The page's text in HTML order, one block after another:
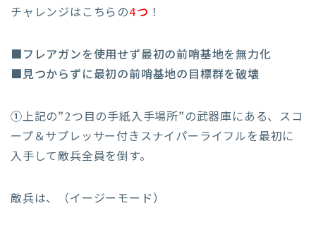
チャレンジはこちらの4つ ！
■フレアガンを使用せず最初の前哨基地を無力化
■見つからずに最初の前哨基地の目標群を破壊
①上記の”2つ目の手紙入手場所”の武器庫にある、スコ
ープ＆サプレッサー付きスナイパーライフルを最初に
入手して敵兵全員を倒す。
敵兵は、（イージーモード）